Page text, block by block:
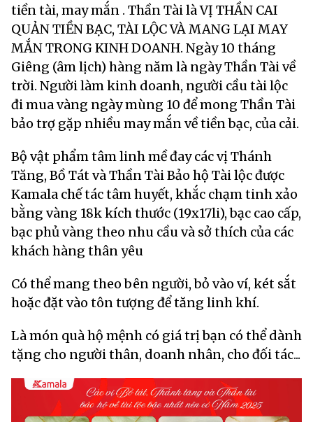
tiền tài, may mắn . Thần Tài là VỊ THẦN CAI
QUẢN TIỀN BẠC, TÀI LỘC VÀ MANG LẠI MAY
MẮN TRONG KINH DOANH. Ngày 10 tháng
Giêng (âm lịch) hàng năm là ngày Thần Tài về
trời. Người làm kinh doanh, người cầu tài lộc
đi mua vàng ngày mùng 10 để mong Thần Tài
bảo trợ gặp nhiều may mắn về tiền bạc, của cải.
Bộ vật phẩm tâm linh mề đay các vị Thánh
Tăng, Bồ Tát và Thần Tài Bảo hộ Tài lộc được
Kamala chế tác tâm huyết, khắc chạm tinh xảo
bằng vàng 18k kích thước (19x17li), bạc cao cấp,
bạc phủ vàng theo nhu cầu và sở thích của các
khách hàng thân yêu
Có thể mang theo bên người, bỏ vào ví, két sắt
hoặc đặt vào tôn tượng để tăng linh khí.
Là món quà hộ mệnh có giá trị bạn có thể dành
tặng cho người thân, doanh nhân, cho đối tác...